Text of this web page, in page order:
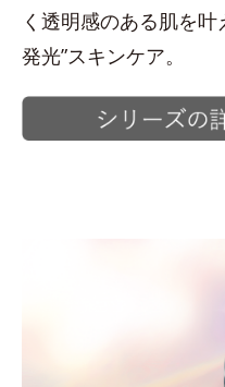
く透明感のある肌を
発光”スキンケア。